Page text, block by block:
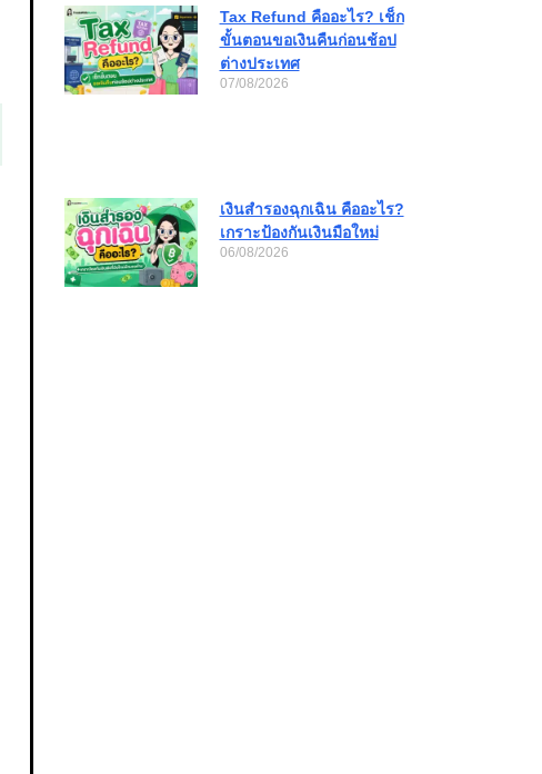
Tax Refund คืออะไร? เช็ก
ขั้นตอนขอเงินคืนก่อนช้อป
ต่างประเทศ
07/08/2026
เงินสำรองฉุกเฉิน คืออะไร?
เกราะป้องกันเงินมือใหม่
06/08/2026